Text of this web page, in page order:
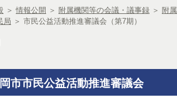
＞ 情報公開 ＞ 附属機関等の会議・議事録 ＞ 附属
局 ＞ 市民公益活動推進審議会（第7期）
市市民公益活動推進審議会